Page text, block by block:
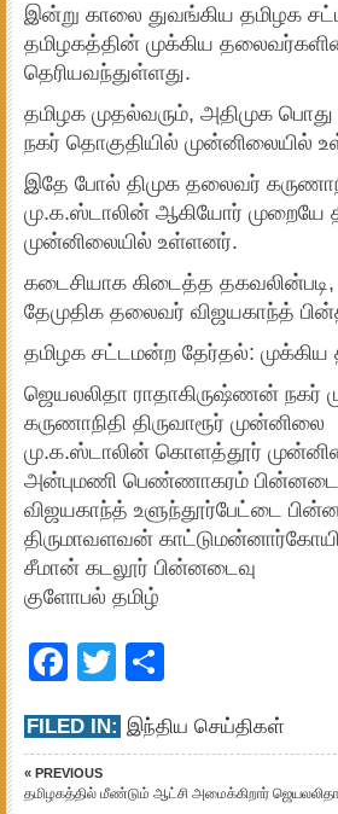
இன்று காலை துவங்கிய தமிழக
தமிழகத்தின் முக்கிய
தெரியவந்துள்ளது.
தமிழக முதல்வரும், அதிமுக
நகர் தொகுதியில் முன்னிலையில்
இதே போல் திமுக தலைவர்
மு.க.ஸ்டாலின் ஆகியோர் முறையே
முன்னிலையில் உள்ளனர்.
கடைசியாக கிடைத்த
தேமுதிக தலைவர் விஜயகாந்த்
தமிழக சட்டமன்ற தேர்தல்:
ஜெயலலிதா ராதாகிருஷ்ணன் நகர்
கருணாநிதி திருவாரூர் முன்னிலை
மு.க.ஸ்டாலின் கொளத்தூர்
அன்புமணி பெண்ணாகரம்
விஜயகாந்த் உளுந்தூர்பேட்டை
திருமாவளவன்
சீமான் கடலூர் பின்னடைவு
குளோபல் தமிழ்
Facebook
Twitter
FILED IN: இந்திய செய்திகள்
« PREVIOUS
தமிழகத்தில் மீண்டும் ஆட்சி அமைக்கிறார் ஜெயலலிதா